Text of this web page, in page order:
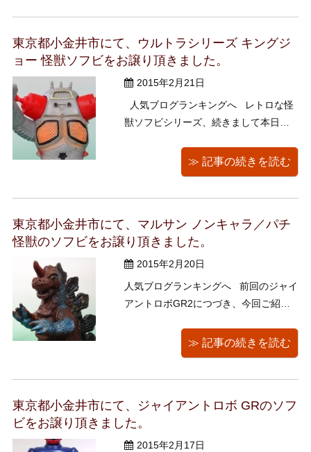
よく再 ...
東京都小金井市にて、ウルトラシリーズ キングジ
ョー 怪獣ソフビをお譲り頂きました。
2015年2月21日
人気ブログランキングへ レトロな怪
獣ソフビシリーズ、続きまして本日は
す。 キングジョーはウルトラシリーズ
に登場するペダン星人のロボット怪獣
...
≫ 記事の続きを読む
東京都小金井市にて、マルサン ノンキャラ／パチ
怪獣のソフビをお譲り頂きました。
2015年2月20日
人気ブログランキングへ 前回のジャイ
アントロボGR2につづき、今回ご紹介
チ怪獣です。 高さは約40センチと大き
め、重さは850グラムほどあります。
...
≫ 記事の続きを読む
東京都小金井市にて、ジャイアントロボ GRのソフ
ビをお譲り頂きました。
2015年2月17日